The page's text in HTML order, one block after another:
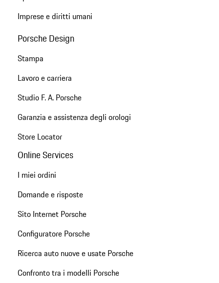
Imprese e diritti umani
Porsche Design
Stampa
Lavoro e carriera
Studio F. A. Porsche
Garanzia e assistenza degli orologi
Store Locator
Online Services
I miei ordini
Domande e risposte
Sito Internet Porsche
Configuratore Porsche
Ricerca auto nuove e usate Porsche
Confronto tra i modelli Porsche